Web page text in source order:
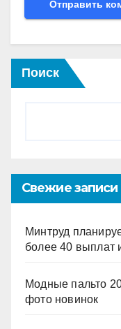
Поиск
Свежие записи
Минтруд
более 40 выплат
Модные пальто
фото новинок